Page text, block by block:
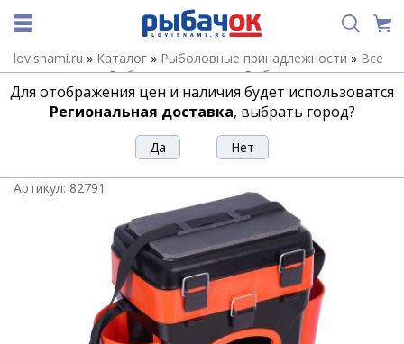
lovisnami.ru » Каталог » Рыболовные принадлежности » Все
для хранения»Рыболовные ящики»Рыболовные ящики
Helios»Ящик рыболовный зимний Helios FishBox 10л
оранжевый
Ящик рыболовный зимний Helios
FishBox 10л оранжевый
Артикул: 82791
Для отображения цен и наличия будет использоватся
Региональная доставка, выбрать город?